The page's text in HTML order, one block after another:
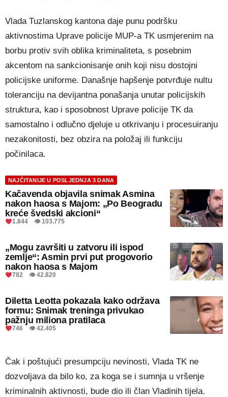
Vlada Tuzlanskog kantona daje punu podršku
aktivnostima Uprave policije MUP-a TK usmjerenim na
borbu protiv svih oblika kriminaliteta, s posebnim
akcentom na sankcionisanje onih koji nisu dostojni
policijske uniforme. Današnje hapšenje potvrđuje nultu
toleranciju na devijantna ponašanja unutar policijskih
struktura, kao i sposobnost Uprave policije TK da
samostalno i odlučno djeluje u otkrivanju i procesuiranju
nezakonitosti, bez obzira na položaj ili funkciju
počinilaca.
NAJČITANIJE U POSLJEDNJA 3 DANA
Kačavenda objavila snimak Asmina
nakon haosa s Majom: „Po Beogradu
kreće švedski akcioni“
1.844 👁 103.775
„Mogu završiti u zatvoru ili ispod
zemlje“: Asmin prvi put progovorio
nakon haosa s Majom
782 👁 42.820
Diletta Leotta pokazala kako održava
formu: Snimak treninga privukao
pažnju miliona pratilaca
746 👁 42.405
Čak i poštujući presumpciju nevinosti, Vlada TK ne
dozvoljava da bilo ko, za koga se i sumnja u vršenje
kriminalnih aktivnosti, bude dio ili član Vladinih tijela.